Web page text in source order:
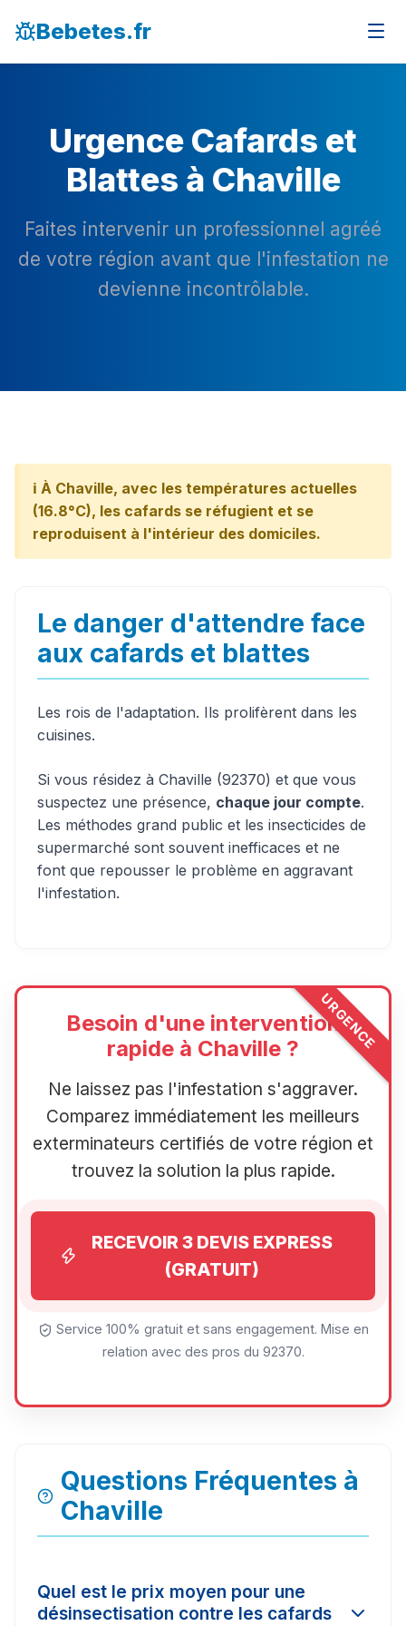
Bebetes.fr
Urgence Cafards et
Blattes à Chaville
Faites intervenir un professionnel agréé
de votre région avant que l'infestation ne
devienne incontrôlable.
ℹ️ À Chaville, avec les températures actuelles
(16.8°C), les cafards se réfugient et se
reproduisent à l'intérieur des domiciles.
Le danger d'attendre face
aux cafards et blattes
Les rois de l'adaptation. Ils prolifèrent dans les
cuisines.
Si vous résidez à Chaville (92370) et que vous
suspectez une présence, chaque jour compte.
Les méthodes grand public et les insecticides de
supermarché sont souvent inefficaces et ne
font que repousser le problème en aggravant
l'infestation.
URGENCE
Besoin d'une intervention
rapide à Chaville ?
Ne laissez pas l'infestation s'aggraver.
Comparez immédiatement les meilleurs
exterminateurs certifiés de votre région et
trouvez la solution la plus rapide.
RECEVOIR 3 DEVIS EXPRESS
(GRATUIT)
Service 100% gratuit et sans engagement. Mise en
relation avec des pros du 92370.
Questions Fréquentes à
Chaville
Quel est le prix moyen pour une
désinsectisation contre les cafards